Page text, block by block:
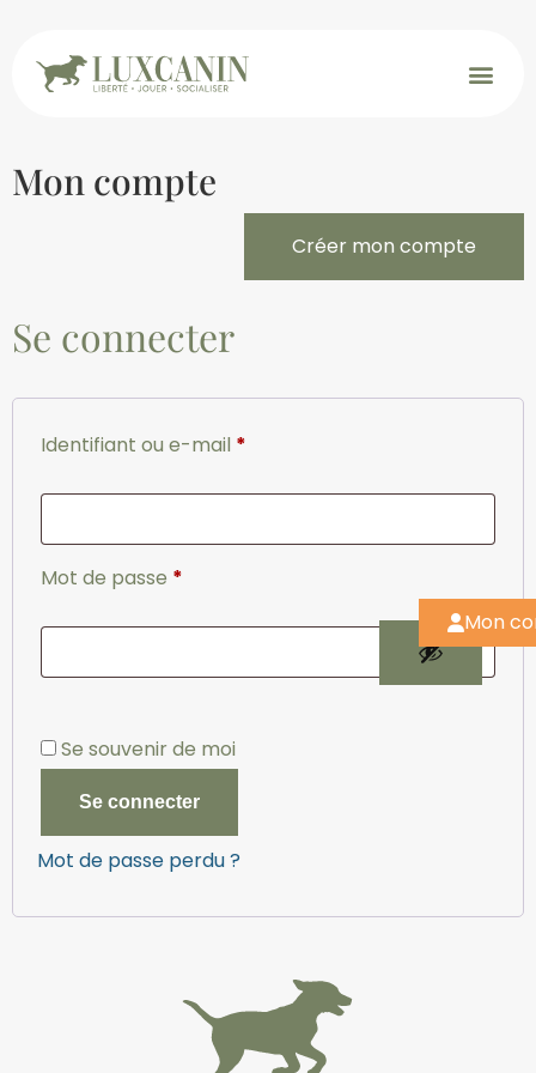
Mon
Mon compte
Créer mon compte
Se connecter
Identifiant ou e-mail *
Mot de passe *
Se souvenir de moi
Se connecter
Mot de passe perdu ?